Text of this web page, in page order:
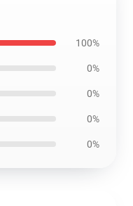
100%
0%
0%
0%
0%